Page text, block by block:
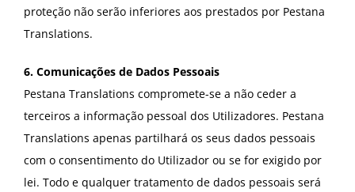
proteção não serão inferiores aos prestados por Pestana
Translations.
6. Comunicações de Dados Pessoais
Pestana Translations compromete-se a não ceder a
terceiros a informação pessoal dos Utilizadores. Pestana
Translations apenas partilhará os seus dados pessoais
com o consentimento do Utilizador ou se for exigido por
lei. Todo e qualquer tratamento de dados pessoais será